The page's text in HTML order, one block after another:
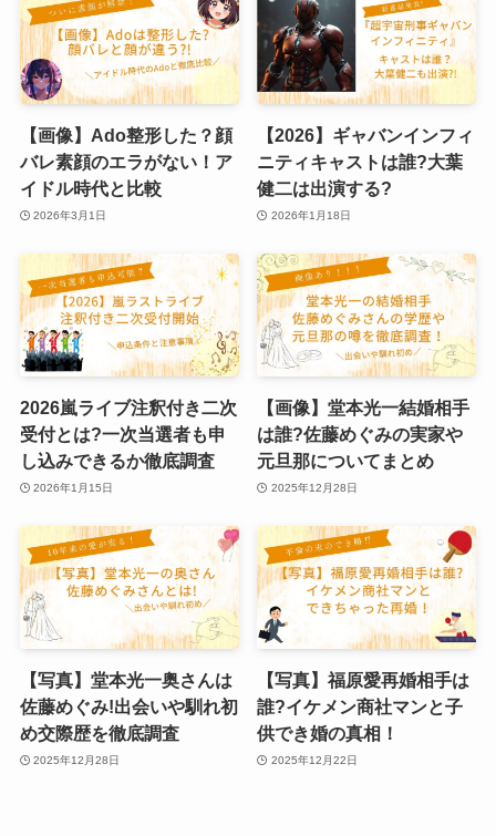
【画像】Ado整形した？顔
バレ素顔のエラがない！ア
イドル時代と比較
2026年3月1日
【2026】ギャバンインフィ
ニティキャストは誰?大葉
健二は出演する?
2026年1月18日
2026嵐ライブ注釈付き二次
受付とは?一次当選者も申
し込みできるか徹底調査
2026年1月15日
【画像】堂本光一結婚相手
は誰?佐藤めぐみの実家や
元旦那についてまとめ
2025年12月28日
【写真】堂本光一奥さんは
佐藤めぐみ!出会いや馴れ初
め交際歴を徹底調査
2025年12月28日
【写真】福原愛再婚相手は
誰?イケメン商社マンと子
供でき婚の真相！
2025年12月22日